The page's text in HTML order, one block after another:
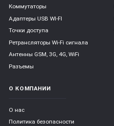
Коммутаторы
Адаптеры USB WI-FI
Точки доступа
Ретрансляторы Wi-Fi сигнала
Антенны GSM, 3G, 4G, WiFi
Разъемы
О КОМПАНИИ
О нас
Политика безопасности